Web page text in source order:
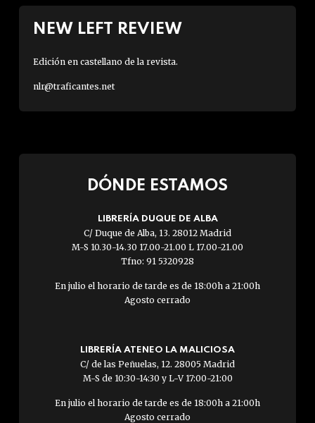
NEW LEFT REVIEW
Edición en castellano de la revista.
nlr@traficantes.net
DÓNDE ESTAMOS
LIBRERÍA DUQUE DE ALBA
C/ Duque de Alba, 13. 28012 Madrid
M-S 10.30-14.30 17.00-21.00 L 17.00-21.00
Tfno: 91 5320928
En julio el horario de tarde es de 18:00h a 21:00h
Agosto cerrado
LIBRERÍA ATENEO LA MALICIOSA
C/ de las Peñuelas, 12. 28005 Madrid
M-S de 10:30-14:30 y L-V 17:00-21:00
En julio el horario de tarde es de 18:00h a 21:00h
Agosto cerrado